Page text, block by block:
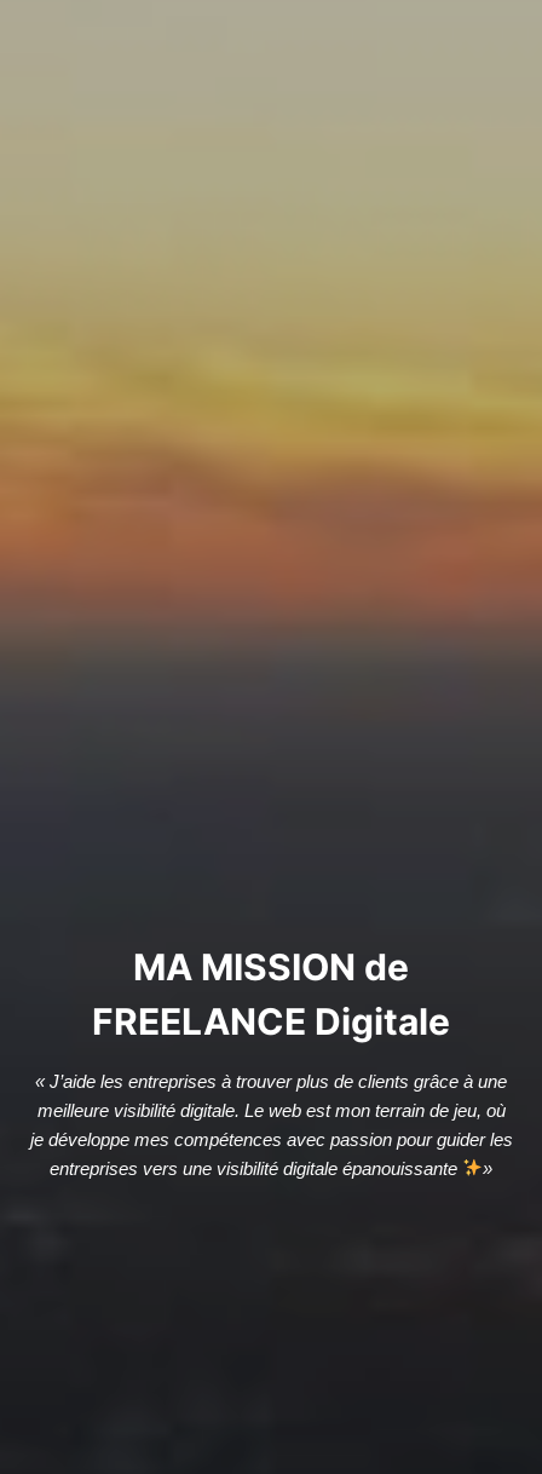
MA MISSION de
FREELANCE Digitale
« J’aide les entreprises à trouver plus de clients grâce à une
meilleure visibilité digitale. Le web est mon terrain de jeu, où
je développe mes compétences avec passion pour guider les
entreprises vers une visibilité digitale épanouissante
»